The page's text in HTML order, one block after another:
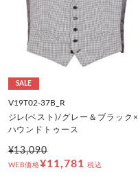
SALE
V19T02-37B_R
ジレ(ベスト)/グレー＆ブラック×
ハウンドトゥース
¥13,090
WEB価格¥11,781 税込